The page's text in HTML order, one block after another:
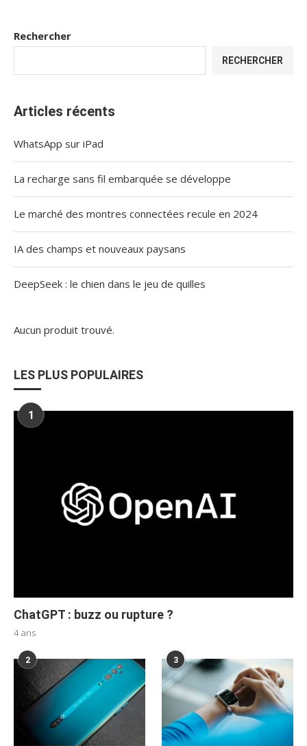
Rechercher
RECHERCHER
Articles récents
WhatsApp sur iPad
La recharge sans fil embarquée se développe
Le marché des montres connectées recule en 2024
IA des champs et nouveaux paysans
DeepSeek : le chien dans le jeu de quilles
Aucun produit trouvé.
LES PLUS POPULAIRES
1
ChatGPT : buzz ou rupture ?
4 ans
2 3